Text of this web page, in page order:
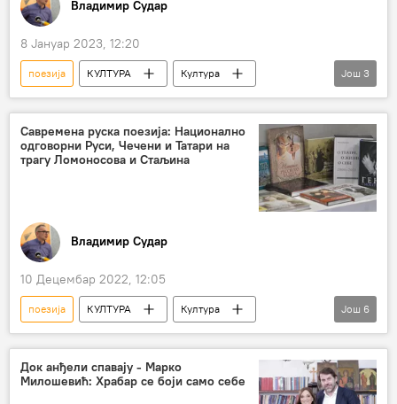
Владимир Судар
8 Јануар 2023, 12:20
поезија КУЛТУРА
Култура
Орбита културе
Владан Десница
Још 3
Савремена руска поезија: Национално
одговорни Руси, Чечени и Татари на
трагу Ломоносова и Стаљина
Владимир Судар
10 Децембар 2022, 12:05
поезија КУЛТУРА
Култура
Орбита културе
Анализе и мишљења
Живот
Русија
Јосиф Висарионович Стаљин
Књижевност
Још 6
Док анђели спавају - Марко
Милошевић: Храбар се боји само себе